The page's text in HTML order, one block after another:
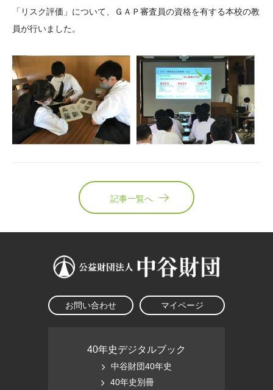
「リスク評価」について、ＧＡＰ審査員の資格を有する本校の教
員が行いました。
記事一覧へ
お問い合わせ マイページ
40年史デジタルブック
中谷財団40年史
40年史別冊